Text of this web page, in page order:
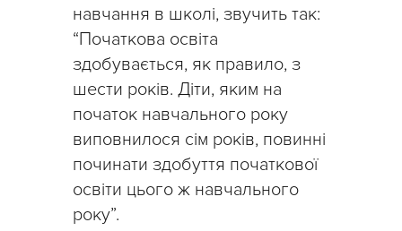
навчання в школі, звучить так:
“Початкова освіта
здобувається, як правило, з
шести років. Діти, яким на
початок навчального року
виповнилося сім років, повинні
починати здобуття початкової
освіти цього ж навчального
року”.